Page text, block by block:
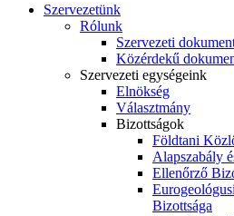
Szervezetünk
Rólunk
Szervezeti
Közérdekű
Szervezeti egységeink
Elnökség
Választmány
Bizottságok
Földtani
Alapszabály
Ellenőrző
Bizottsága